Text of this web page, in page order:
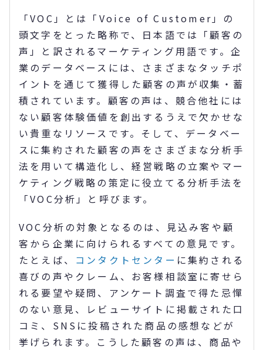
「VOC」とは「Voice of Customer」の
頭文字をとった略称で、日本語では「顧客の
声」と訳されるマーケティング用語です。企
業のデータベースには、さまざまなタッチポ
イントを通じて獲得した顧客の声が収集・蓄
積されています。顧客の声は、競合他社には
ない顧客体験価値を創出するうえで欠かせな
い貴重なリソースです。そして、データベー
スに集約された顧客の声をさまざまな分析手
法を用いて構造化し、経営戦略の立案やマー
ケティング戦略の策定に役立てる分析手法を
「VOC分析」と呼びます。
VOC分析の対象となるのは、見込み客や顧
客から企業に向けられるすべての意見です。
たとえば、 コンタクトセンター に集約される
喜びの声やクレーム、お客様相談室に寄せら
れる要望や疑問、アンケート調査で得た忌憚
のない意見、レビューサイトに掲載された口
コミ、SNSに投稿された商品の感想などが
挙げられます。こうした顧客の声は、商品や